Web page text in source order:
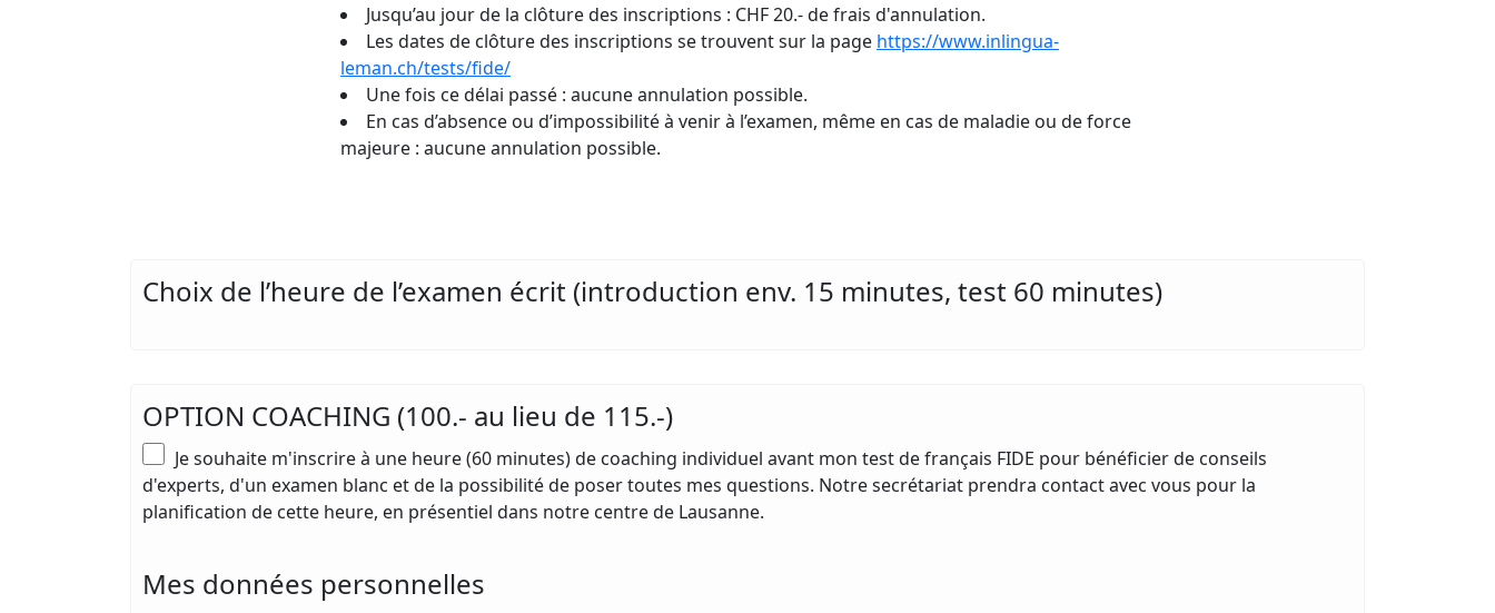
Jusqu’au jour de la clôture des inscriptions : CHF 20.- de frais d'annulation.
Les dates de clôture des inscriptions se trouvent sur la page https://www.inlingua-
leman.ch/tests/fide/
Une fois ce délai passé : aucune annulation possible.
En cas d’absence ou d’impossibilité à venir à l’examen, même en cas de maladie ou de force
majeure : aucune annulation possible.
Choix de l’heure de l’examen écrit (introduction env. 15 minutes, test 60 minutes)
OPTION COACHING (100.- au lieu de 115.-)
Je souhaite m'inscrire à une heure (60 minutes) de coaching individuel avant mon test de français FIDE pour bénéficier de conseils
d'experts, d'un examen blanc et de la possibilité de poser toutes mes questions. Notre secrétariat prendra contact avec vous pour la
planification de cette heure, en présentiel dans notre centre de Lausanne.
Mes données personnelles